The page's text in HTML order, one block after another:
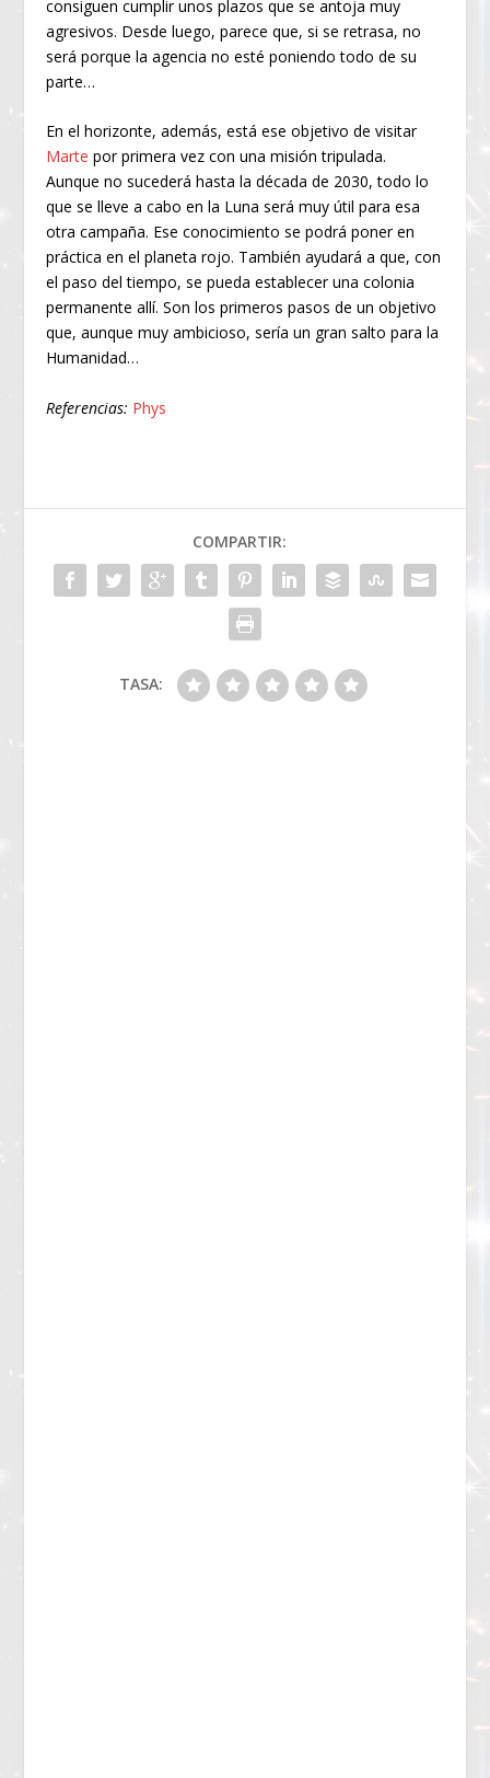
consiguen cumplir unos plazos que se antoja muy
agresivos. Desde luego, parece que, si se retrasa, no
será porque la agencia no esté poniendo todo de su
parte…
En el horizonte, además, está ese objetivo de visitar
Marte por primera vez con una misión tripulada.
Aunque no sucederá hasta la década de 2030, todo lo
que se lleve a cabo en la Luna será muy útil para esa
otra campaña. Ese conocimiento se podrá poner en
práctica en el planeta rojo. También ayudará a que, con
el paso del tiempo, se pueda establecer una colonia
permanente allí. Son los primeros pasos de un objetivo
que, aunque muy ambicioso, sería un gran salto para la
Humanidad…
Referencias: Phys
COMPARTIR:
TASA: